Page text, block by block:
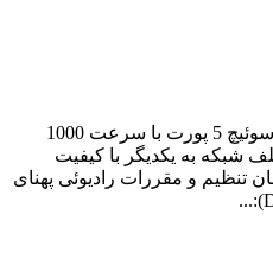
خرید سوئیچ 5 پورت 1000 الکاتو سوئیچ 5 پورت با سرعت 1000
شبکه به یکدیگر با کیفیت
تنظیم و مقررات رادیوئی پهنای